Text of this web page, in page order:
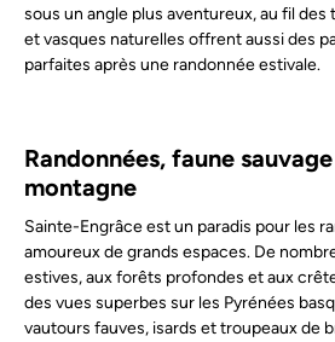
sous un angle plus aventureux, au fil des
et vasques naturelles offrent aussi des
parfaites après une randonnée estivale.
Randonnées, faune
montagne
Sainte-Engrâce est un paradis pour les
amoureux de grands espaces. De
estives, aux forêts profondes et aux
des vues superbes sur les Pyrénées
vautours fauves, isards et troupeaux de